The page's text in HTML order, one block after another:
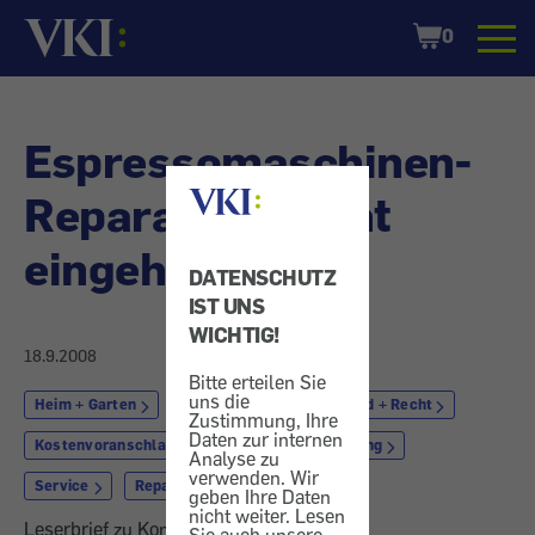
DATENSCHUTZ
IST UNS
WICHTIG!
Bitte erteilen Sie
uns die
Zustimmung, Ihre
Daten zur internen
Analyse zu
verwenden. Wir
geben Ihre Daten
nicht weiter. Lesen
Startseite
Shopping
Cart
0
Espressomaschinen-
Reparatur - Nicht
eingehalten
18.9.2008
Heim + Garten Kaffeemaschine Geld + Recht
Kostenvoranschlag Markt + Dienstleistung
Service Reparatur
Leserbrief zu Konsument 8/2008.